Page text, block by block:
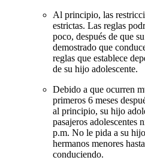
Al principio, las
estrictas. Las reglas
poco, después de que
demostrado que
reglas que establece
de su hijo adolescente.
Debido a que ocurren
primeros 6 meses
al principio, su hijo
pasajeros adolescentes
p.m. No le pida a su
hermanos menores
conduciendo.